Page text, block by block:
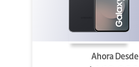
Ahora Desde